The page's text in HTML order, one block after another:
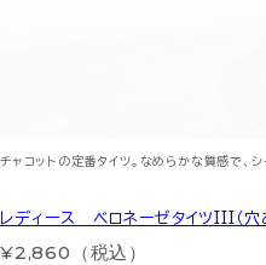
チャコットの定番タイツ。なめらかな質感で、
レディース ベロネーゼタイツIII（穴
¥2,860（税込）